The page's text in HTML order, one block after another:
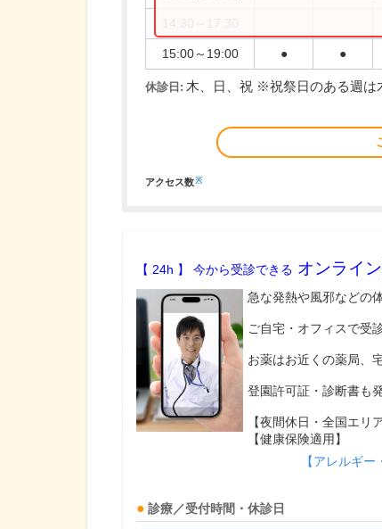
15:00～19:00 ● ●
休診日: 木、日、祝 ※祝祭日のある週は
アクセス数※
【 24h 】 今から受診できる オンライ
急な発熱や風邪などの
ご自宅・オフィスで受
お薬はお近くの薬局、
登園許可証・診断書も
【夜間休日・全国エリア
【健康保険適用】
【アレルギ
診療／受付時間・休診日